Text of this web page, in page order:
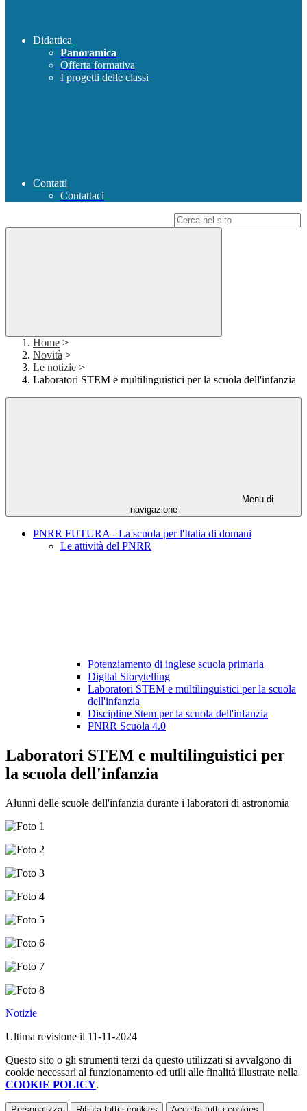
Didattica
Panoramica
Offerta formativa
I progetti delle classi
Contatti
Contattaci
Home >
Novità >
Le notizie >
Laboratori STEM e multilinguistici per la scuola dell'infanzia
Menu di
navigazione
PNRR FUTURA - La scuola per l'Italia di domani
Le attività del PNRR
Potenziamento di inglese scuola primaria
Digital Storytelling
Laboratori STEM e multilinguistici per la scuola
dell'infanzia
Discipline Stem per la scuola dell'infanzia
PNRR Scuola 4.0
Laboratori STEM e multilinguistici per
la scuola dell'infanzia
Alunni delle scuole dell'infanzia durante i laboratori di astronomia
Notizie
Ultima revisione il 11-11-2024
Questo sito o gli strumenti terzi da questo utilizzati si avvalgono di
cookie necessari al funzionamento ed utili alle finalità illustrate nella
COOKIE POLICY.